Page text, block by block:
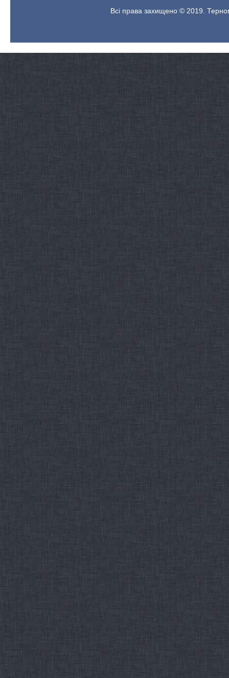
Всі права захищено © 2019.